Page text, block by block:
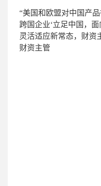
“美国和欧盟对中国产
跨国企业‘立足中国，
灵活适应新常态，财资
财资主管